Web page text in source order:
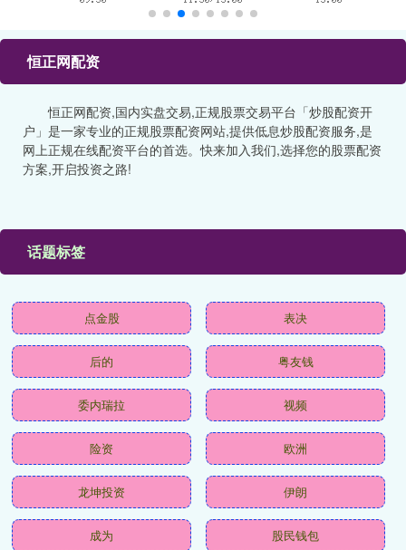
恒正网配资
恒正网配资,国内实盘交易,正规股票交易平台「炒股配资开
户」是一家专业的正规股票配资网站,提供低息炒股配资服务,是
网上正规在线配资平台的首选。快来加入我们,选择您的股票配资
方案,开启投资之路!
话题标签
点金股 表决
后的 粤友钱
委内瑞拉 视频
险资 欧洲
龙坤投资 伊朗
成为 股民钱包